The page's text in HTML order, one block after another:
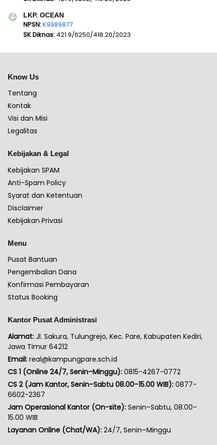
LKP. OCEAN
NPSN:K9989877
SK Diknas: 421.9/6250/418.20/2023
Know Us
Tentang
Kontak
Visi dan Misi
Legalitas
Kebijakan & Legal
Kebijakan SPAM
Anti-Spam Policy
Syarat dan Ketentuan
Disclaimer
Kebijakan Privasi
Menu
Pusat Bantuan
Pengembalian Dana
Konfirmasi Pembayaran
Status Booking
Kantor Pusat Administrasi
Alamat: Jl. Sakura, Tulungrejo, Kec. Pare, Kabupaten Kediri,
Jawa Timur 64212
Email: real@kampungpare.sch.id
CS 1 (Online 24/7, Senin–Minggu): 0815-4267-0772
CS 2 (Jam Kantor, Senin–Sabtu 08.00–15.00 WIB): 0877-
6602-2367
Jam Operasional Kantor (On-site): Senin–Sabtu, 08.00–
15.00 WIB
Layanan Online (Chat/WA): 24/7, Senin–Minggu